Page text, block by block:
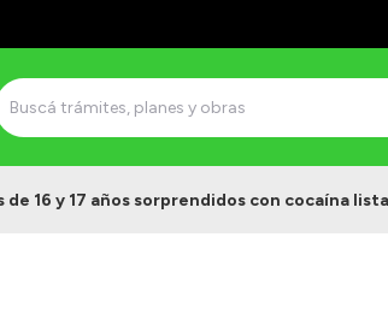
de 16 y 17 años sorprendidos con cocaína